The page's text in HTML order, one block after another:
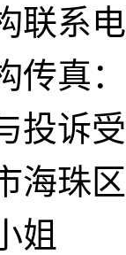
联系
传真
投诉
海珠
姐